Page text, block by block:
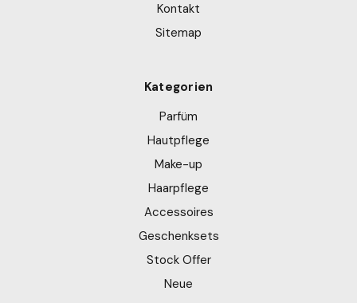
Kontakt
Sitemap
Kategorien
Parfüm
Hautpflege
Make-up
Haarpflege
Accessoires
Geschenksets
Stock Offer
Neue